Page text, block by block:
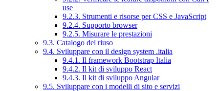
use
9.2.3. Strumenti e risorse per CSS e JavaScript
9.2.4. Supporto browser
9.2.5. Misurare le prestazioni
9.3. Catalogo del riuso
9.4. Sviluppare con il design system .italia
9.4.1. Il framework Bootstrap Italia
9.4.2. Il kit di sviluppo React
9.4.3. Il kit di sviluppo Angular
9.5. Sviluppare con i modelli di sito e servizi